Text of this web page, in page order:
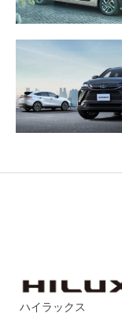
ハイラックス